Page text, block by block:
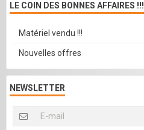
LE COIN DES BONNES AFFAIRES !!!
Matériel vendu !!!
Nouvelles offres
NEWSLETTER